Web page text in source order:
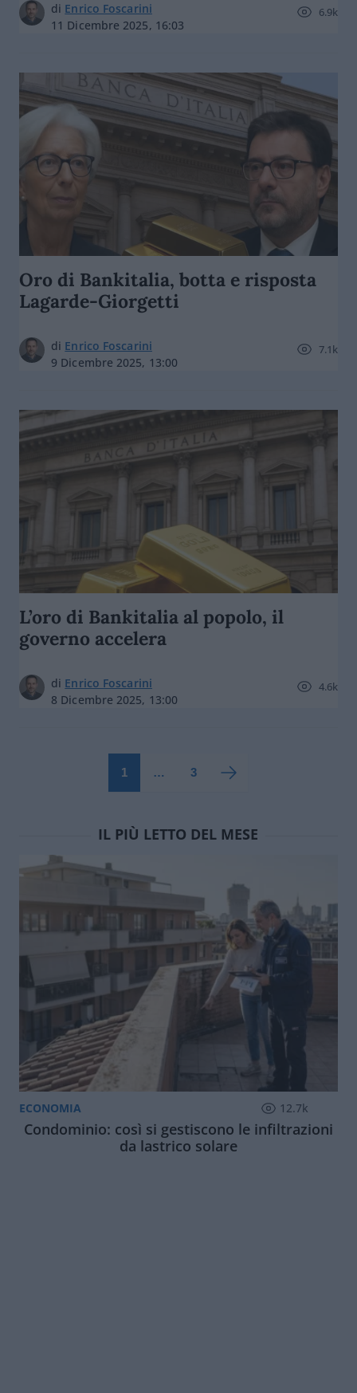
di Enrico Foscarini
11 Dicembre 2025, 16:03
6.9k
Oro di Bankitalia, botta e risposta
Lagarde-Giorgetti
di Enrico Foscarini
9 Dicembre 2025, 13:00
7.1k
L’oro di Bankitalia al popolo, il
governo accelera
di Enrico Foscarini
8 Dicembre 2025, 13:00
4.6k
1 … 3
IL PIÙ LETTO DEL MESE
ECONOMIA 12.7k
Condominio: così si gestiscono le infiltrazioni
da lastrico solare